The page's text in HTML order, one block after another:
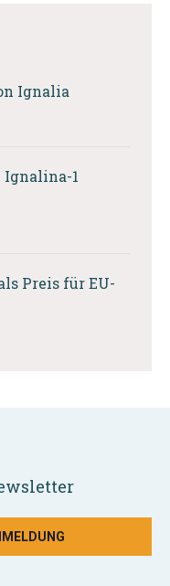
Ignalia
1
Preis für EU-